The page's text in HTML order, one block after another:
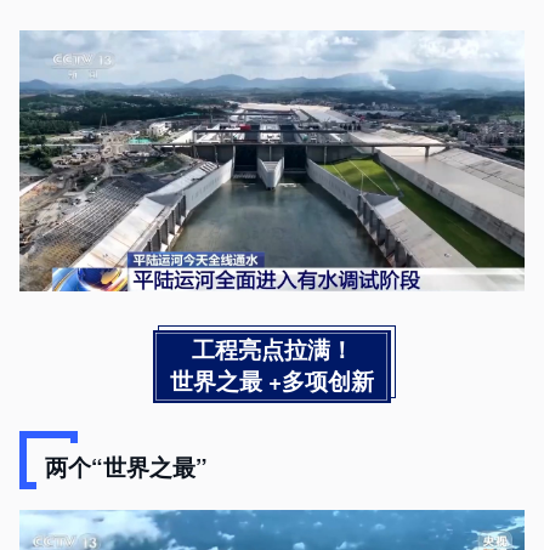
工程亮点拉满！
世界之最 +多项创新
两个“世界之最”